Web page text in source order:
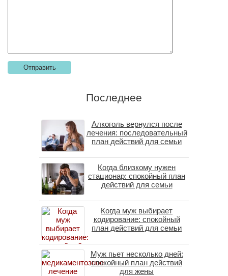
Последнее
Алкоголь вернулся после
лечения: последовательный
план действий для семьи
Когда близкому нужен
стационар: спокойный план
действий для семьи
Когда муж выбирает
кодирование: спокойный
план действий для семьи
Муж пьет несколько дней:
спокойный план действий
для жены